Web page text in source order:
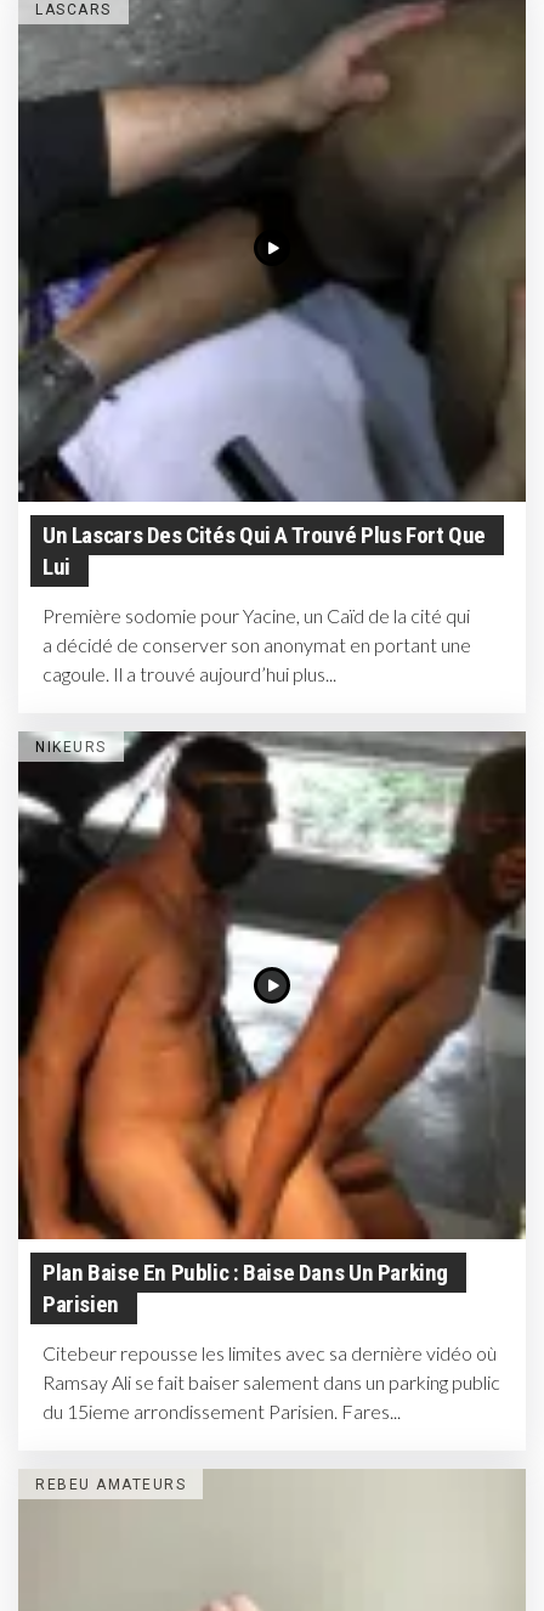
LASCARS
Un Lascars Des Cités Qui A Trouvé Plus Fort Que
Lui
Première sodomie pour Yacine, un Caïd de la cité qui
a décidé de conserver son anonymat en portant une
cagoule. Il a trouvé aujourd’hui plus...
NIKEURS
Plan Baise En Public : Baise Dans Un Parking
Parisien
Citebeur repousse les limites avec sa dernière vidéo où
Ramsay Ali se fait baiser salement dans un parking public
du 15ieme arrondissement Parisien. Fares...
REBEU AMATEURS